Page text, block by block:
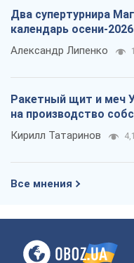
Два супертурнира
календарь осени-2026
Александр Липенко
Ракетный щит и меч
на производство
Кирилл Татаринов
Все мнения